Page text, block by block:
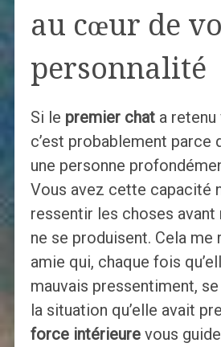
au cœur de
personnalité
Si le premier chata retenu
c’est probablement parce
une personne
Vous avez cette capacité
ressentir les choses avant
ne se produisent. Cela me
amie qui, chaque fois
mauvais pressentiment,
la situation qu’elle avait
force intérieurevous